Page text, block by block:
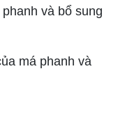
và bổ sung
má phanh và